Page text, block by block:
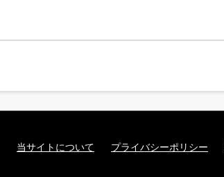
当サイトについて プライバシーポリシー